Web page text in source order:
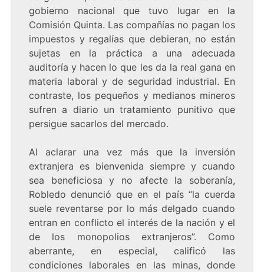
gobierno nacional que tuvo lugar en la
Comisión Quinta. Las compañías no pagan los
impuestos y regalías que debieran, no están
sujetas en la práctica a una adecuada
auditoría y hacen lo que les da la real gana en
materia laboral y de seguridad industrial. En
contraste, los pequeños y medianos mineros
sufren a diario un tratamiento punitivo que
persigue sacarlos del mercado.
Al aclarar una vez más que la inversión
extranjera es bienvenida siempre y cuando
sea beneficiosa y no afecte la soberanía,
Robledo denunció que en el país “la cuerda
suele reventarse por lo más delgado cuando
entran en conflicto el interés de la nación y el
de los monopolios extranjeros”. Como
aberrante, en especial, calificó las
condiciones laborales en las minas, donde